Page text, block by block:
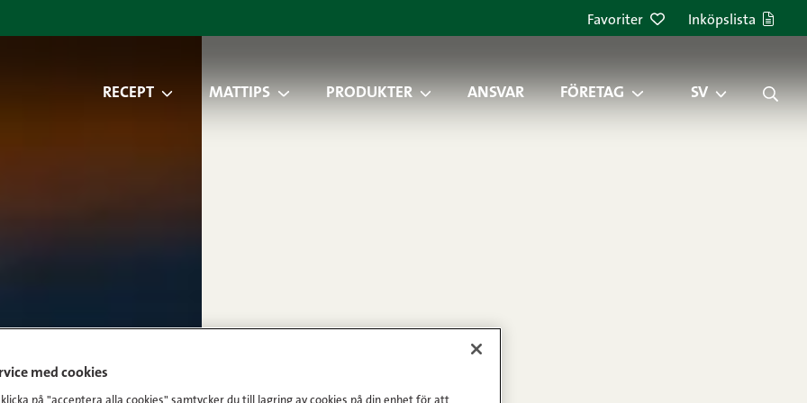
Favoriter Inköpslista
RECEPT MATTIPS PRODUKTER ANSVAR FÖRETAG SV
med cookies